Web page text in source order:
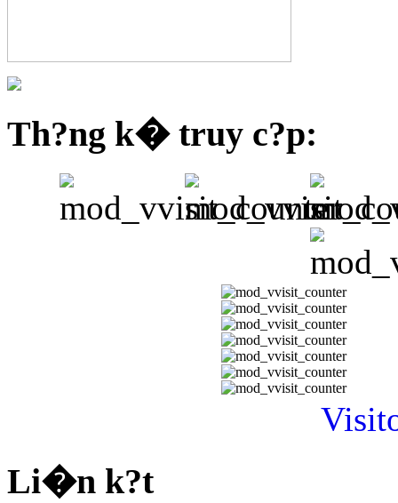
Th?ng k� truy c?p:
Li�n k?t